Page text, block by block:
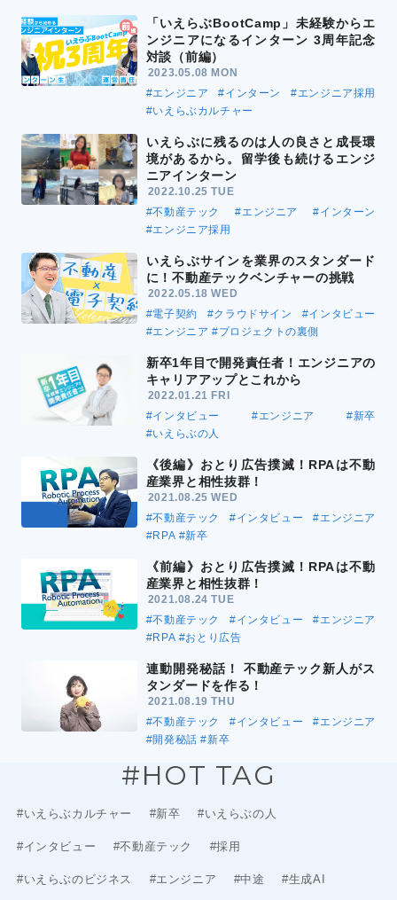
「いえらぶBootCamp」未経験からエ
ンジニアになるインターン 3周年記念
対談（前編）
2023.05.08 MON
#エンジニア
#インターン
#エンジニア採用
#いえらぶカルチャー
いえらぶに残るのは人の良さと成長環
境があるから。留学後も続けるエンジ
ニアインターン
2022.10.25 TUE
#不動産テック
#エンジニア
#インターン
#エンジニア採用
いえらぶサインを業界のスタンダード
に！不動産テックベンチャーの挑戦
2022.05.18 WED
#電子契約
#クラウドサイン
#インタビュー
#エンジニア #プロジェクトの裏側
新卒1年目で開発責任者！エンジニアの
キャリアアップとこれから
2022.01.21 FRI
#インタビュー
#エンジニア
#新卒
#いえらぶの人
《後編》おとり広告撲滅！RPAは不動
産業界と相性抜群！
2021.08.25 WED
#不動産テック
#インタビュー
#エンジニア
#RPA #新卒
《前編》おとり広告撲滅！RPAは不動
産業界と相性抜群！
2021.08.24 TUE
#不動産テック
#インタビュー
#エンジニア
#RPA #おとり広告
連動開発秘話！ 不動産テック新人がス
タンダードを作る！
2021.08.19 THU
#不動産テック
#インタビュー
#エンジニア
#開発秘話 #新卒
#HOT TAG
#いえらぶカルチャー #新卒 #いえらぶの人
#インタビュー #不動産テック #採用
#いえらぶのビジネス #エンジニア #中途 #生成AI